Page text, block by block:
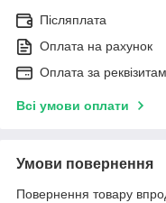
Післяплата
Оплата на рахунок
Оплата за
Всі умови оплати
Умови повернення
Повернення товару